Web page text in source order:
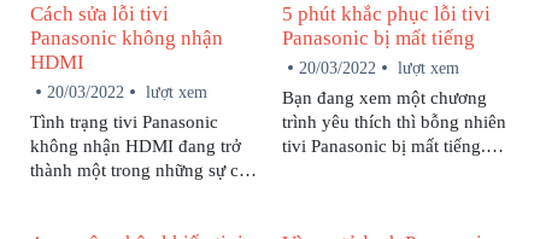
Panasonic cũng như cách
khắc phục tình trạng này tại
nhà nhanh chóng, hiệu quả.
Hãy tham khảo những thông
tin được chia sẻ trong bài viết
dưới đây nhé!
Cách sửa lỗi tivi
Panasonic không nhận
HDMI
20/03/2022
lượt xem
Tình trạng tivi Panasonic
không nhận HDMI đang trở
thành một trong những sự cố
5 phút khắc phục lỗi tivi
Panasonic bị mất tiếng
20/03/2022
lượt xem
Bạn đang xem một chương
trình yêu thích thì bỗng nhiên
tivi Panasonic bị mất tiếng.